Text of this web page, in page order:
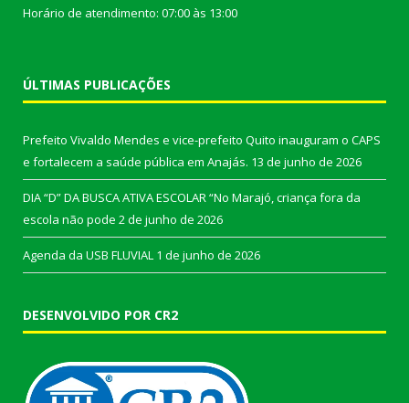
Horário de atendimento: 07:00 às 13:00
ÚLTIMAS PUBLICAÇÕES
Prefeito Vivaldo Mendes e vice-prefeito Quito inauguram o CAPS
e fortalecem a saúde pública em Anajás. 13 de junho de 2026
DIA “D” DA BUSCA ATIVA ESCOLAR “No Marajó, criança fora da
escola não pode 2 de junho de 2026
Agenda da USB FLUVIAL 1 de junho de 2026
DESENVOLVIDO POR CR2